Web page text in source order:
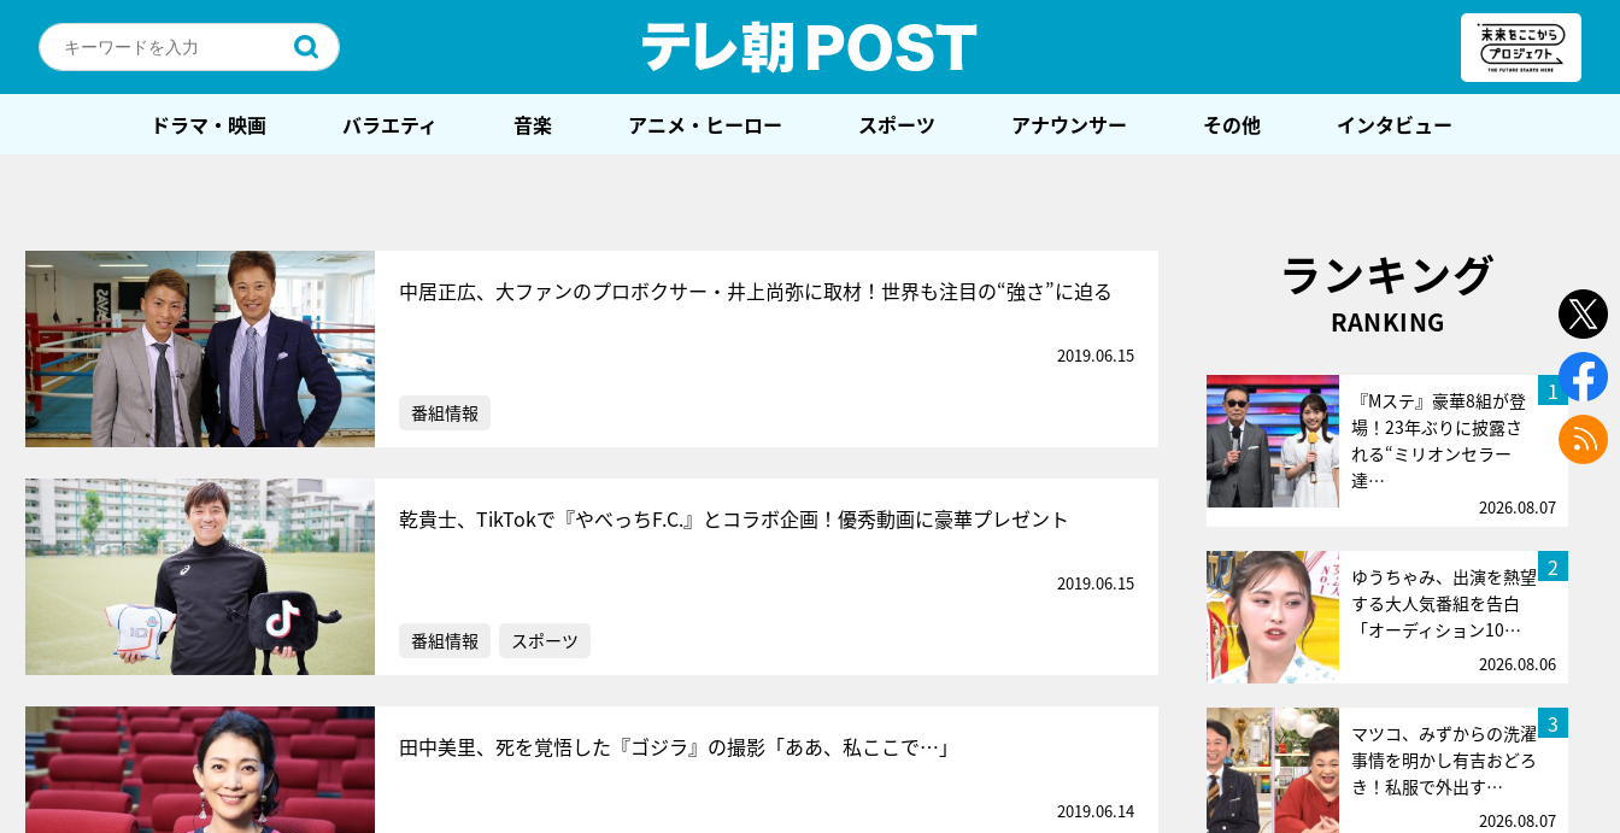
ドラマ・映画 バラエティ 音楽 アニメ・ヒーロー スポーツ アナウンサー その他 インタビュー
中居正広、大ファンのプロボクサー・井上尚弥に取材！世界も注目の“強さ”に迫る
2019.06.15
番組情報
乾貴士、TikTokで『やべっちF.C.』とコラボ企画！優秀動画に豪華プレゼント
2019.06.15
番組情報 スポーツ
田中美里、死を覚悟した『ゴジラ』の撮影「ああ、私ここで…」
2019.06.14
ランキング
RANKING
1
『Mステ』豪華8組が登
場！23年ぶりに披露さ
れる“ミリオンセラー
達…
2026.08.07
2
ゆうちゃみ、出演を熱望
する大人気番組を告白
「オーディション10…
2026.08.06
3
マツコ、みずからの洗濯
事情を明かし有吉おどろ
き！私服で外出す…
2026.08.07